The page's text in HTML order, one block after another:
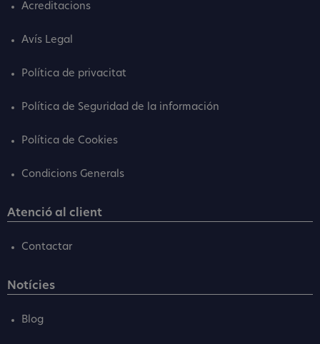
Acreditacions
Avís Legal
Política de privacitat
Política de Seguridad de la información
Política de Cookies
Condicions Generals
Atenció al client
Contactar
Notícies
Blog